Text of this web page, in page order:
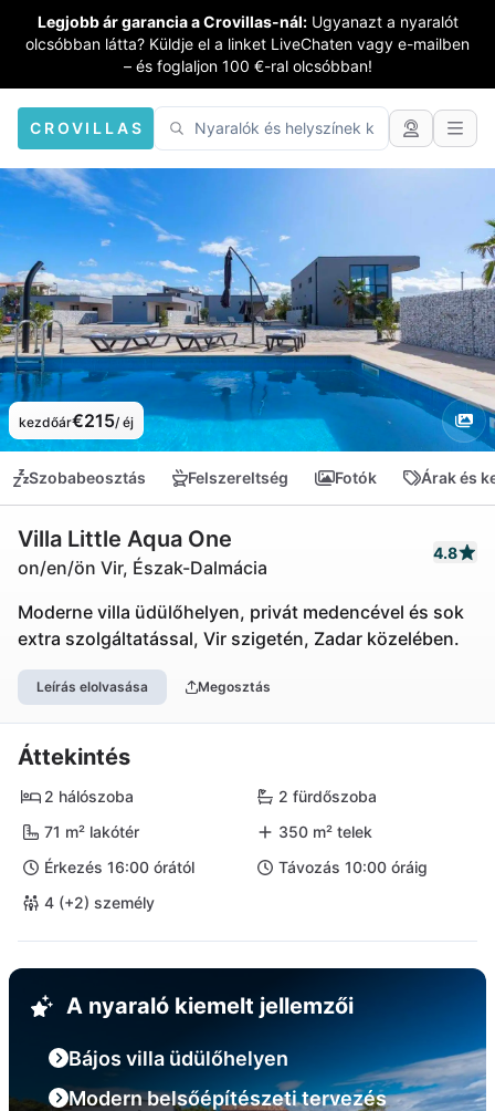
Legjobb ár garancia a Crovillas-nál: Ugyanazt a nyaralót
olcsóbban látta? Küldje el a linket LiveChaten vagy e-mailben
– és foglaljon 100 €-ral olcsóbban!
CROVILLAS
kezdőár€215/ éj
Szobabeosztás Felszereltség Fotók Árak és
Villa Little Aqua One
on/en/ön Vir, Észak-Dalmácia
4.8
Moderne villa üdülőhelyen, privát medencével és sok
extra szolgáltatással, Vir szigetén, Zadar közelében.
Leírás elolvasása Megosztás
Áttekintés
2 hálószoba
2 fürdőszoba
71 m² lakótér
350 m² telek
Érkezés 16:00 órától
Távozás 10:00 óráig
4 (+2) személy
A nyaraló kiemelt jellemzői
Bájos villa üdülőhelyen
Modern belsőépítészeti tervezés